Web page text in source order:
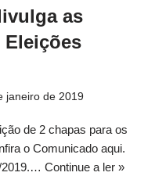
as
janeiro de 2019
de 2 chapas para os
o Comunicado aqui.
2019.… Continue a ler »